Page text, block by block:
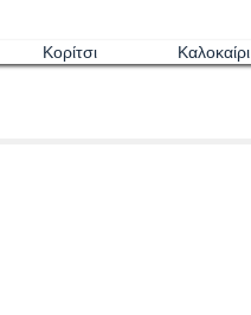
Κορίτσι Καλοκαίρι